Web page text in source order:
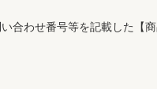
合わせ番号等を記載した【